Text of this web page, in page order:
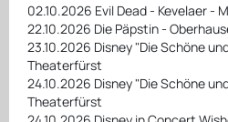
02.10.2026 Evil Dead - Kevelaer -
22.10.2026 Die Päpstin -
23.10.2026 Disney "Die Schöne
Theaterfürst
24.10.2026 Disney "Die Schöne
Theaterfürst